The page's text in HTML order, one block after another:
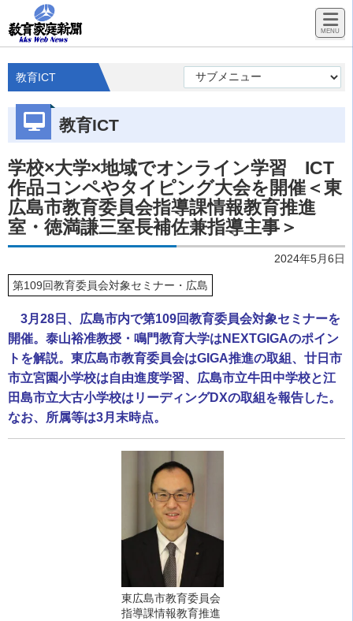
教育ICT
教育ICT
学校×大学×地域でオンライン学習 ICT
作品コンペやタイピング大会を開催＜東
広島市教育委員会指導課情報教育推進
室・徳満謙三室長補佐兼指導主事＞
2024年5月6日
第109回教育委員会対象セミナー・広島
3月28日、広島市内で第109回教育委員会対象セミナーを
開催。泰山裕准教授・鳴門教育大学はNEXTGIGAのポイン
トを解説。東広島市教育委員会はGIGA推進の取組、廿日市
市立宮園小学校は自由進度学習、広島市立牛田中学校と江
田島市立大古小学校はリーディングDXの取組を報告した。
なお、所属等は3月末時点。
東広島市教育委員会
指導課情報教育推進